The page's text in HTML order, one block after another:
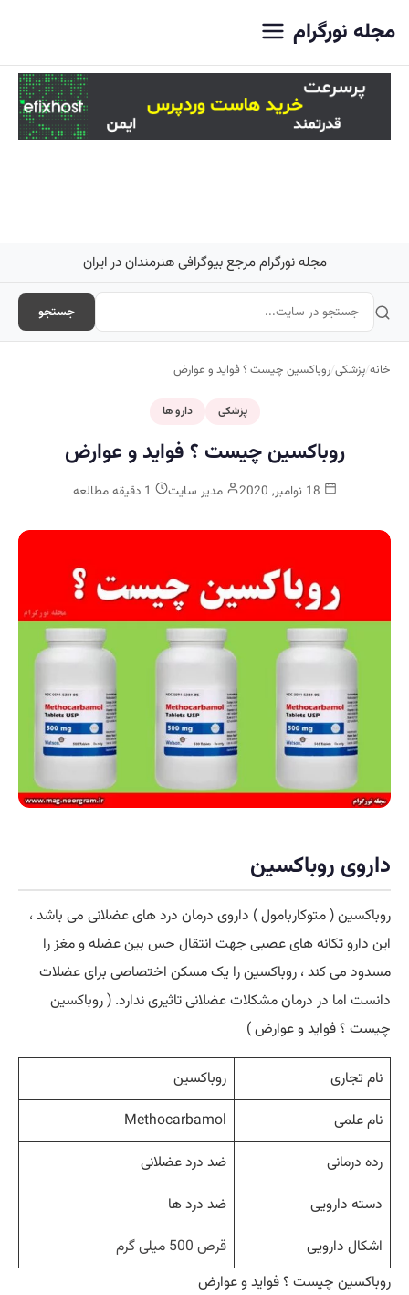
مجله نورگرام
مجله نورگرام مرجع بیوگرافی هنرمندان در ایران
جستجو
خانه/پزشکی/روباکسین چیست ؟ فواید و عوارض
پزشکی دارو ها
روباکسین چیست ؟ فواید و عوارض
مدیر سایت
داروی روباکسین
روباکسین ( متوکاربامول ) داروی درمان درد های عضلانی می باشد ،
این دارو تکانه های عصبی جهت انتقال حس بین عضله و مغز را
مسدود می کند ، روباکسین را یک مسکن اختصاصی برای عضلات
دانست اما در درمان مشکلات عضلانی تاثیری ندارد. ( روباکسین
چیست ؟ فواید و عوارض )
نام تجاری
روباکسین
نام علمی
Methocarbamol
رده درمانی
ضد درد عضلانی
دسته دارویی
ضد درد ها
اشکال دارویی
قرص 500 میلی گرم
روباکسین چیست ؟ فواید و عوارض